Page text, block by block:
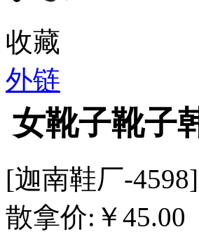
收藏
外链
女靴子靴子
[迦南鞋厂-4598]
散拿价: ￥45.00